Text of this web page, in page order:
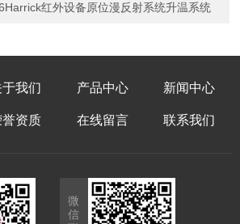
红外设备原位漫反射系统升温系统
于我们 产品中心 新闻中心
誉资质 在线留言 联系我们
微
信